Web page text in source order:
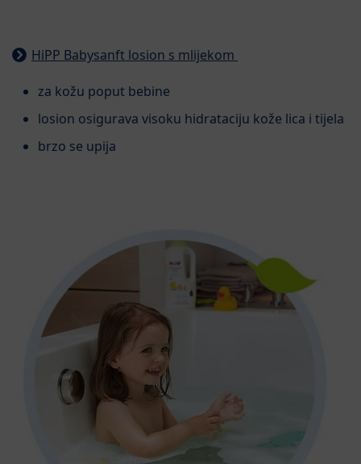
HiPP Babysanft losion s mlijekom
za kožu poput bebine
losion osigurava visoku hidrataciju kože lica i tijela
brzo se upija